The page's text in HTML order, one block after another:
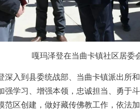
嘎玛泽登在当曲卡镇社区居委
入到县委统战部、当曲卡镇派出所
强学习、增强本领，忠诚担当、勇于
范区创建，做好藏传佛教工作，依法